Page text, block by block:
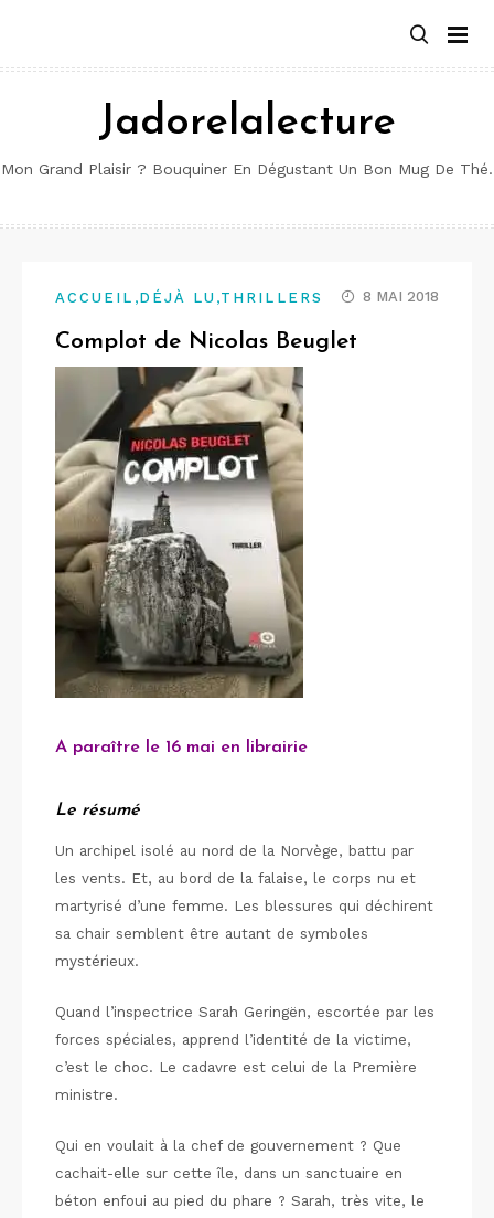
contenu
Jadorelalecture
Mon Grand Plaisir ? Bouquiner En Dégustant Un Bon Mug De Thé.
ACCUEIL ,DÉJÀ LU ,THRILLERS 8 MAI 2018
Complot de Nicolas Beuglet
A paraître le 16 mai en librairie
Le résumé
Un archipel isolé au nord de la Norvège, battu par
les vents. Et, au bord de la falaise, le corps nu et
martyrisé d’une femme. Les blessures qui déchirent
sa chair semblent être autant de symboles
mystérieux.
Quand l’inspectrice Sarah Geringën, escortée par les
forces spéciales, apprend l’identité de la victime,
c’est le choc. Le cadavre est celui de la Première
ministre.
Qui en voulait à la chef de gouvernement ? Que
cachait-elle sur cette île, dans un sanctuaire en
béton enfoui au pied du phare ? Sarah, très vite, le